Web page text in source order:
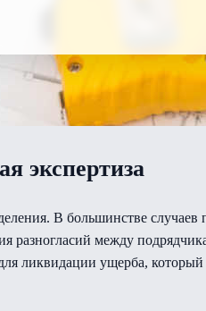
экспертиза
В большинстве случаев
разногласий между
ликвидации ущерба,